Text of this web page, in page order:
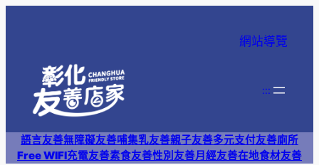
網站導覽
:::
語言友善無障礙友善哺集乳友善親子友善多元支付友善廁所
Free WIFI充電友善素食友善性別友善月經友善在地食材友善